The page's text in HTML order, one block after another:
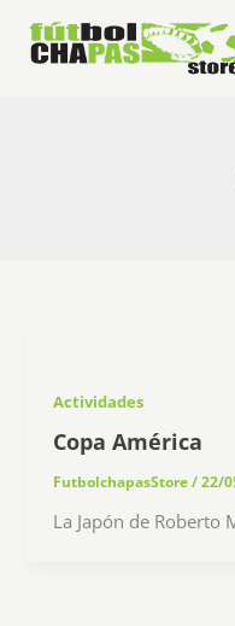
contenido
Actividades
Copa América
FutbolchapasStore/22/
La Japón de Roberto